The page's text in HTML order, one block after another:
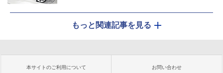
もっと関連記事を見る
本サイトのご利用について お問い合わせ